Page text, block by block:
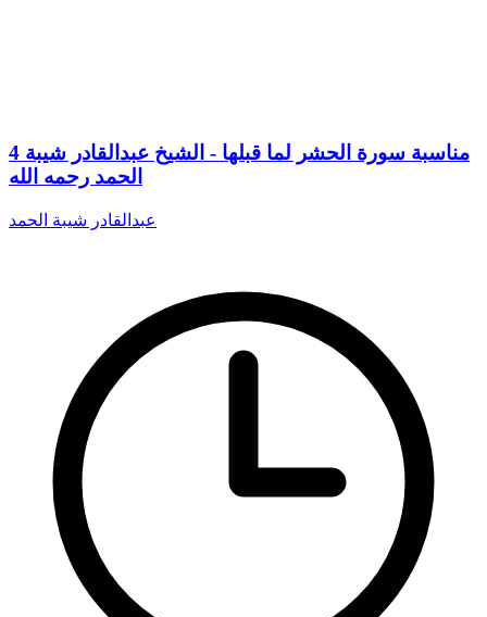
4 مناسبة سورة الحشر لما قبلها - الشيخ عبدالقادر شيبة
الحمد رحمه الله
عبدالقادر شيبة الحمد